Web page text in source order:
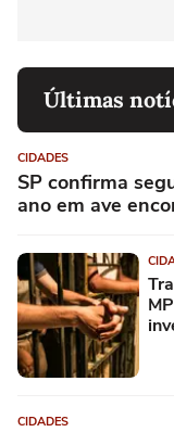
Últimas
CIDADES
SP confirma
ano em ave
CIDADES